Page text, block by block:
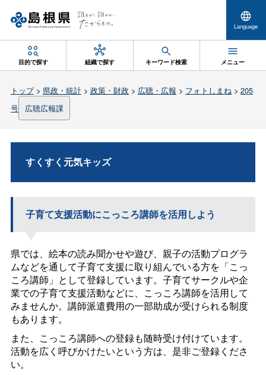
Language
目的で探す 組織で探す キーワード検索 メニュー
トップ> 県政・統計> 政策・財政 > 広聴・広報 > フォトしまね> 205
号
広聴広報課
すくすく元気キッズ
子育て支援活動にこっころ講師を活用しよう
県では、絵本の読み聞かせや遊び、親子の活動プログラ
ムなどを通して子育て支援に取り組んでいる方を「こっ
ころ講師」として登録しています。子育てサークルや企
業での子育て支援活動などに、こっころ講師を活用して
みませんか。講師派遣費用の一部助成が受けられる制度
もあります。
また、こっころ講師への登録も随時受け付けています。
活動を広く呼びかけたいという方は、是非ご登録くださ
い。